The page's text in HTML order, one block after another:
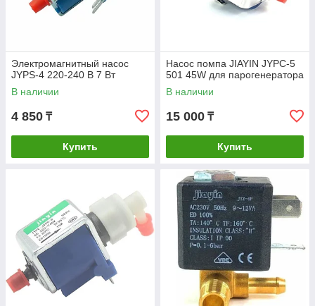
Электромагнитный насос
JYPS-4 220-240 В 7 Вт
В наличии
4 850 ₸
Купить
Насос помпа JIAYIN JYPC-5
501 45W для парогенератора
В наличии
15 000 ₸
Купить